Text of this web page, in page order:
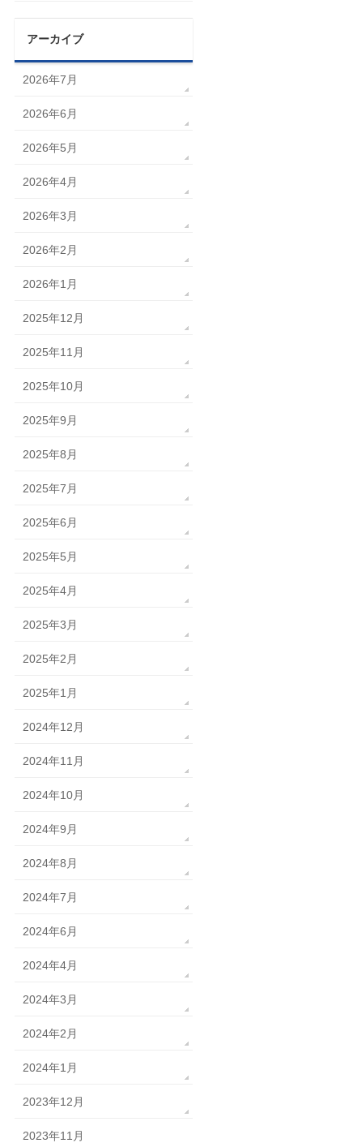
アーカイブ
2026年7月
2026年6月
2026年5月
2026年4月
2026年3月
2026年2月
2026年1月
2025年12月
2025年11月
2025年10月
2025年9月
2025年8月
2025年7月
2025年6月
2025年5月
2025年4月
2025年3月
2025年2月
2025年1月
2024年12月
2024年11月
2024年10月
2024年9月
2024年8月
2024年7月
2024年6月
2024年4月
2024年3月
2024年2月
2024年1月
2023年12月
2023年11月